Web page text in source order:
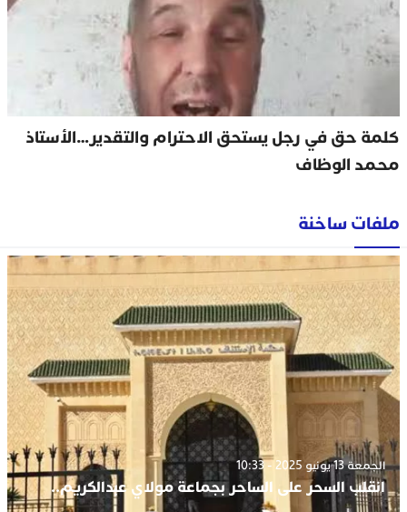
كلمة حق في رجل يستحق الاحترام والتقدير…الأستاذ
محمد الوظاف
ملفات ساخنة
الجمعة 13 يونيو 2025 - 10:33
انقلب السحر على الساحر بجماعة مولاي عبدالكريم..